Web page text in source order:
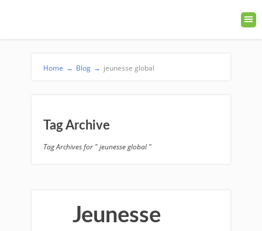
Home → Blog → jeunesse global
Tag Archive
Tag Archives for " jeunesse global "
Jeunesse